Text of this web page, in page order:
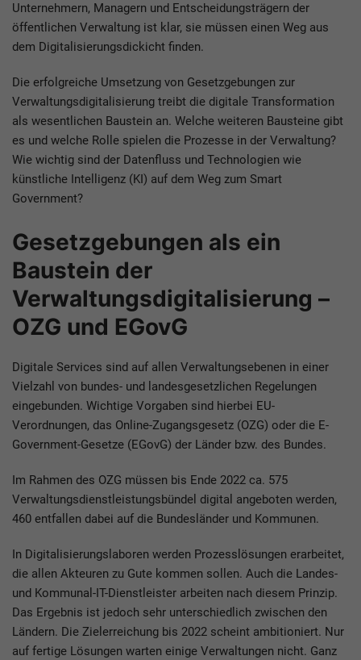
Unternehmern, Managern und Entscheidungsträgern der
öffentlichen Verwaltung ist klar, sie müssen einen Weg aus
dem Digitalisierungsdickicht finden.
Die erfolgreiche Umsetzung von Gesetzgebungen zur
Verwaltungsdigitalisierung treibt die digitale Transformation
als wesentlichen Baustein an. Welche weiteren Bausteine gibt
es und welche Rolle spielen die Prozesse in der Verwaltung?
Wie wichtig sind der Datenfluss und Technologien wie
künstliche Intelligenz (KI) auf dem Weg zum Smart
Government?
Gesetzgebungen als ein
Baustein der
Verwaltungsdigitalisierung –
OZG und EGovG
Digitale Services sind auf allen Verwaltungsebenen in einer
Vielzahl von bundes- und landesgesetzlichen Regelungen
eingebunden. Wichtige Vorgaben sind hierbei EU-
Verordnungen, das Online-Zugangsgesetz (OZG) oder die E-
Government-Gesetze (EGovG) der Länder bzw. des Bundes.
Im Rahmen des OZG müssen bis Ende 2022 ca. 575
Verwaltungsdienstleistungsbündel digital angeboten werden,
460 entfallen dabei auf die Bundesländer und Kommunen.
In Digitalisierungslaboren werden Prozesslösungen erarbeitet,
die allen Akteuren zu Gute kommen sollen. Auch die Landes-
und Kommunal-IT-Dienstleister arbeiten nach diesem Prinzip.
Das Ergebnis ist jedoch sehr unterschiedlich zwischen den
Ländern. Die Zielerreichung bis 2022 scheint ambitioniert. Nur
auf fertige Lösungen warten einige Verwaltungen nicht. Ganz